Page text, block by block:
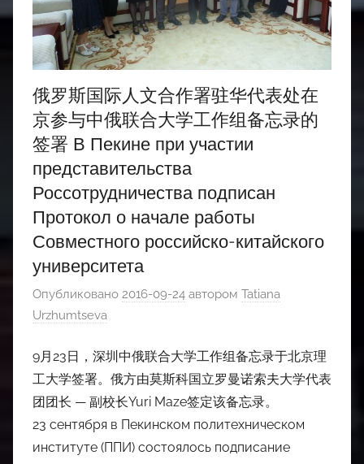
俄罗斯国际人文合作署驻华代表处在
京参与中俄联合大学工作组备忘录的
签署 В Пекине при участии
представительства
Россотрудничества подписан
Протокол о начале работы
Совместного российско-китайского
университета
Опубликовано 2016-09-24 автором Tatiana
Urzhumtseva
9月23日，深圳中俄联合大学工作组备忘录于北京理
工大学签署。俄方由莫斯科国立罗曼诺索夫大学代表
团团长 — 副校长Yuri Maze签定该备忘录。
23 сентября в Пекинском политехническом
институте (ППИ) состоялось подписание